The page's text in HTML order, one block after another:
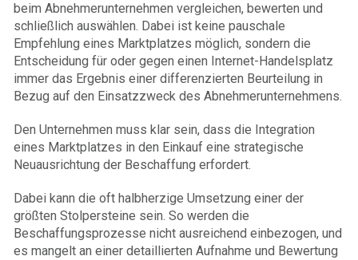
beim Abnehmerunternehmen vergleichen, bewerten und
schließlich auswählen. Dabei ist keine pauschale
Empfehlung eines Marktplatzes möglich, sondern die
Entscheidung für oder gegen einen Internet-Handelsplatz
immer das Ergebnis einer differenzierten Beurteilung in
Bezug auf den Einsatzzweck des Abnehmerunternehmens.
Den Unternehmen muss klar sein, dass die Integration
eines Marktplatzes in den Einkauf eine strategische
Neuausrichtung der Beschaffung erfordert.
Dabei kann die oft halbherzige Umsetzung einer der
größten Stolpersteine sein. So werden die
Beschaffungsprozesse nicht ausreichend einbezogen, und
es mangelt an einer detaillierten Aufnahme und Bewertung